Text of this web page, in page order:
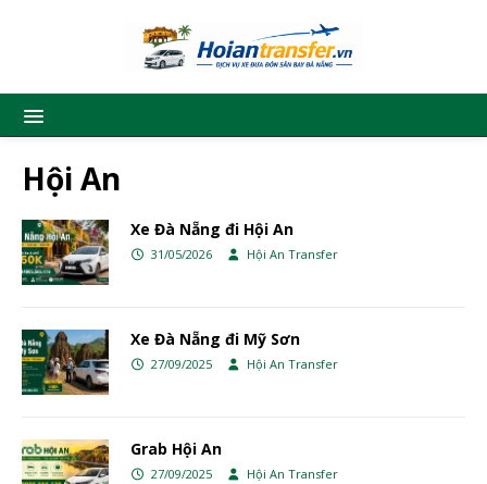
Hội An
Xe Đà Nẵng đi Hội An
31/05/2026 Hội An Transfer
Xe Đà Nẵng đi Mỹ Sơn
27/09/2025 Hội An Transfer
Grab Hội An
27/09/2025 Hội An Transfer